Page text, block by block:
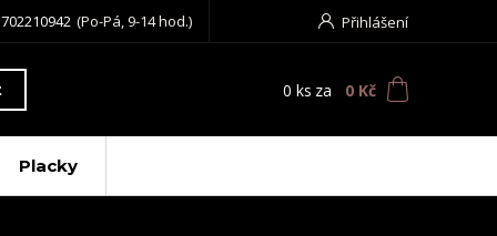
Přihlášení
(Po-Pá, 9-14 hod.)
0 ks za 0 Kč
Placky